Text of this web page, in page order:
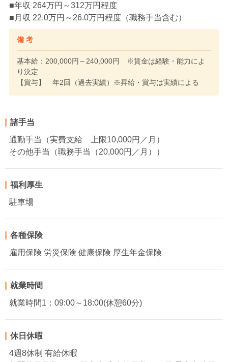
■年収 264万円～312万円程度
■月収 22.0万円～26.0万円程度（職務手当含む）
備 考
基本給：200,000円～240,000円 ※賃金は経験・能力によ
り決定
【賞与】 年2回（過去実績）※昇給・賞与は実績による
諸手当
通勤手当（実費支給 上限10,000円／月）
その他手当（職務手当（20,000円／月））
福利厚生
駐車場
各種保険
雇用保険 労災保険 健康保険 厚生年金保険
就業時間
就業時間1：09:00～18:00(休憩60分)
休日休暇
4週8休制 有給休暇